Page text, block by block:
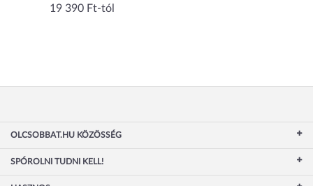
19 390 Ft-tól
OLCSOBBAT.HU KÖZÖSSÉG
SPÓROLNI TUDNI KELL!